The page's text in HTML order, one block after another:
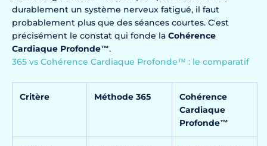
durablement un système nerveux fatigué, il faut
probablement plus que des séances courtes. C'est
précisément le constat qui fonde la Cohérence
Cardiaque Profonde™.
365 vs Cohérence Cardiaque Profonde™ : le comparatif
Critère Méthode 365
Cohérence
Cardiaque
Profonde™